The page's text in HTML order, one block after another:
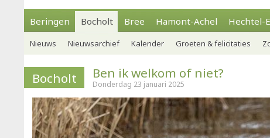
Beringen Bocholt Bree Hamont-Achel Hechtel-
Nieuws Nieuwsarchief Kalender Groeten & felicitaties
Bocholt Ben ik welkom of niet?
Donderdag 23 januari 2025